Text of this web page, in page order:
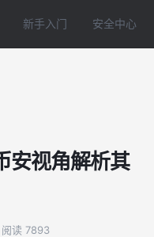
新手入门 安全中心
安视角解析其
阅读 7893